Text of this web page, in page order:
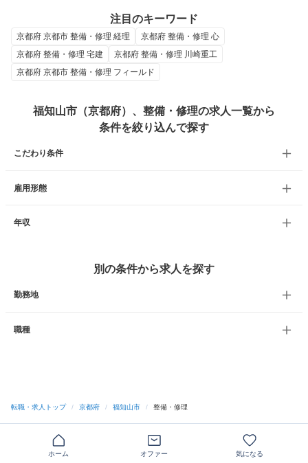
注目のキーワード
京都府 京都市 整備・修理 経理
京都府 整備・修理 心
京都府 整備・修理 宅建
京都府 整備・修理 川崎重工
京都府 京都市 整備・修理 フィールド
福知山市（京都府）、整備・修理の求人一覧から
条件を絞り込んで探す
こだわり条件
雇用形態
年収
別の条件から求人を探す
勤務地
職種
転職・求人トップ / 京都府 / 福知山市 / 整備・修理
ホーム オファー 気になる